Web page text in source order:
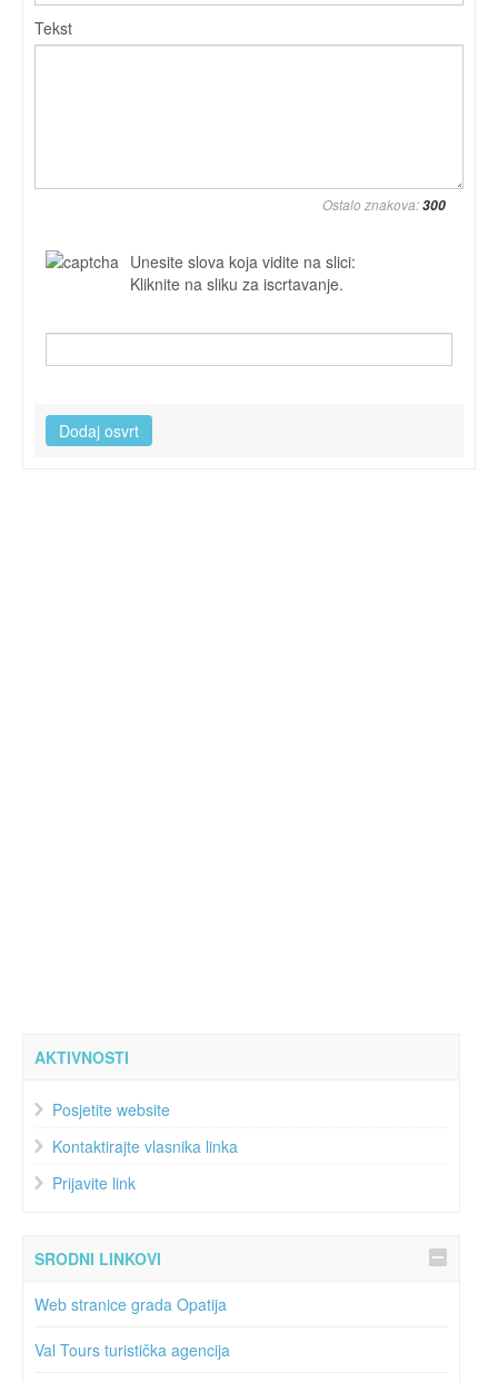
Tekst
Ostalo znakova:
Unesite slova koja vidite na slici:
Kliknite na sliku za iscrtavanje.
AKTIVNOSTI
Posjetite website
Kontaktirajte vlasnika linka
Prijavite link
SRODNI LINKOVI
Web stranice grada Opatija
Val Tours turistička agencija